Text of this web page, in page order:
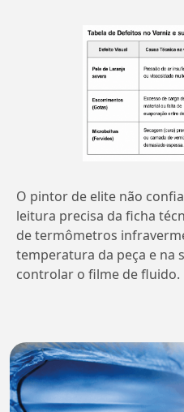
O pintor de elite não
leitura precisa da ficha
de termômetros
temperatura da peça e na
controlar o filme de fluido.